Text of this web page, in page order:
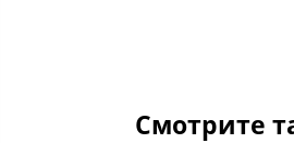
Смотрите